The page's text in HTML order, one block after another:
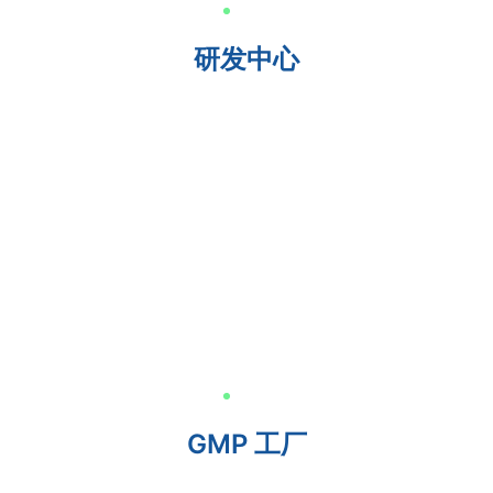
研发中心
GMP 工厂